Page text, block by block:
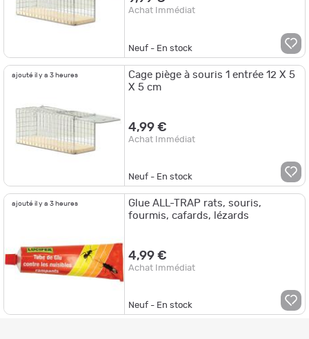
Achat Immédiat
Neuf - En stock
ajouté il y a 3 heures
Cage piège à souris 1 entrée 12 X 5
X 5 cm
4,99 €
Achat Immédiat
Neuf - En stock
ajouté il y a 3 heures
Glue ALL-TRAP rats, souris,
fourmis, cafards, lézards
4,99 €
Achat Immédiat
Neuf - En stock